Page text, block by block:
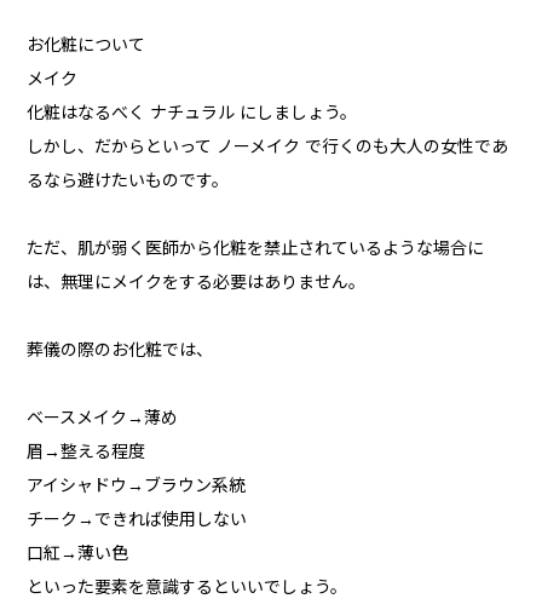
お化粧について
メイク
化粧はなるべく ナチュラル にしましょう。
しかし、だからといって ノーメイク で行くのも大人の女性であ
るなら避けたいものです。
ただ、肌が弱く医師から化粧を禁止されているような場合に
は、無理にメイクをする必要はありません。
葬儀の際のお化粧では、
ベースメイク→薄め
眉→整える程度
アイシャドウ→ブラウン系統
チーク→できれば使用しない
口紅→薄い色
といった要素を意識するといいでしょう。